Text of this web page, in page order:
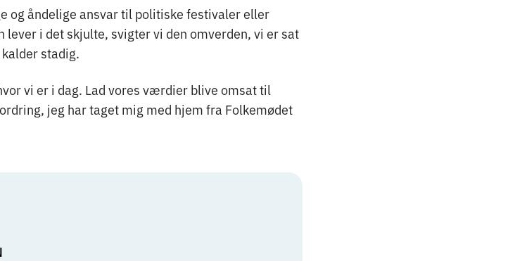
og åndelige ansvar til politiske festivaler eller
i det skjulte, svigter vi den omverden, vi er sat
stadig.
vi er i dag. Lad vores værdier blive omsat til
jeg har taget mig med hjem fra Folkemødet